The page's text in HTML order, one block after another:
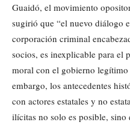
Guaidó, el movimiento
sugirió que “el nuevo diálogo
corporación criminal
socios, es inexplicable para el
moral con el gobierno legítimo
embargo, los antecedentes
con actores estatales y no
ilícitas no solo es posible, sino